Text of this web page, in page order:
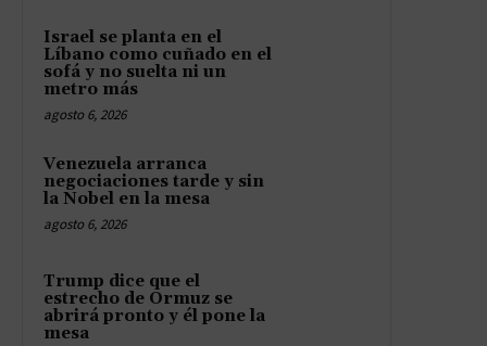
Israel se planta en el
Líbano como cuñado en el
sofá y no suelta ni un
metro más
agosto 6, 2026
Venezuela arranca
negociaciones tarde y sin
la Nobel en la mesa
agosto 6, 2026
Trump dice que el
estrecho de Ormuz se
abrirá pronto y él pone la
mesa